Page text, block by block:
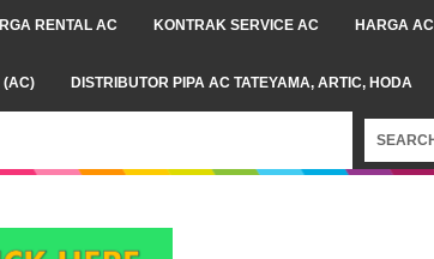
RENTAL AC KONTRAK SERVICE AC HARGA AC
(AC) DISTRIBUTOR PIPA AC TATEYAMA, ARTIC, HODA